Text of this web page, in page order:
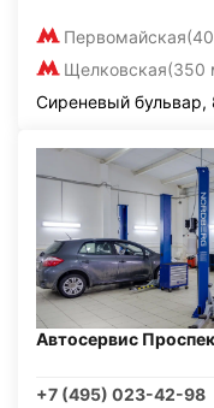
Первомайская
Щелковская(350
Сиреневый бульвар,
Автосервис
+7 (495) 023-42-98